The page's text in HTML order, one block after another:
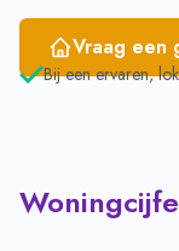
Vraag een
Bij een ervaren,